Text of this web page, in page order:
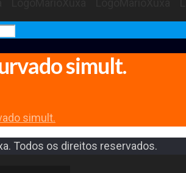
simult.
simult.
Todos os direitos reservados.